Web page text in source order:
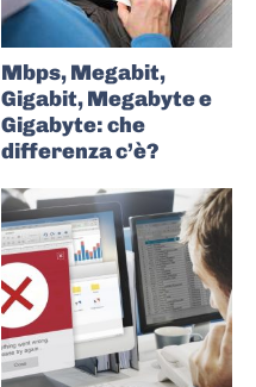
Mbps, Megabit,
Gigabit, Megabyte e
Gigabyte: che
differenza c’è?